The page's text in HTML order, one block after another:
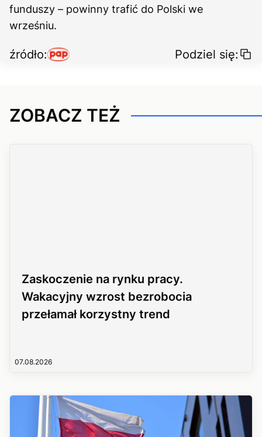
funduszy – powinny trafić do Polski we
wrześniu.
źródło: Podziel się:
ZOBACZ TEŻ
Zaskoczenie na rynku pracy.
Wakacyjny wzrost bezrobocia
przełamał korzystny trend
07.08.2026